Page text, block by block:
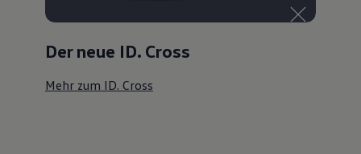
Der neue ID. Cross
Mehr zum ID. Cross